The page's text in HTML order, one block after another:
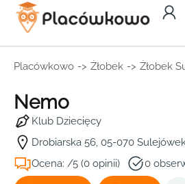
Placówkowo -> Żłobek -> Żłobek
Nemo
Klub Dziecięcy
Drobiarska 56, 05-070
Ocena: /5 (0 opinii)
0